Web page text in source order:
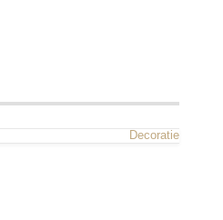
Decoratie